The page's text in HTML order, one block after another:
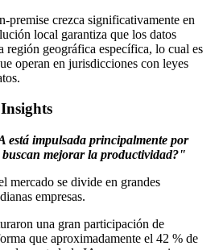
premise crezca significativamente en
local garantiza que los datos
región geográfica específica, lo cual es
operan en jurisdicciones con leyes
está impulsada principalmente por
buscan mejorar la productividad?"
mercado se divide en grandes
empresas.
una gran participación de
que aproximadamente el 42 % de